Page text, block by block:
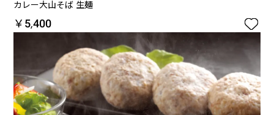
カレー大山そば 生麺
￥5,400 